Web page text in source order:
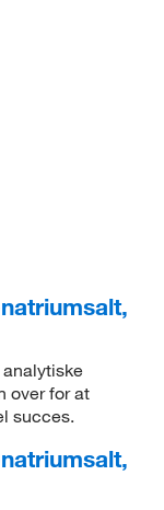
over for at
succes.